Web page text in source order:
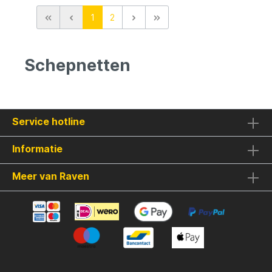
(aas)visjes zonder haken.Handig en
inklapbaar design voor gemakkelijk
opbergen.Makkelijk te gebruiken met twee
cm.Ideaal voor het vangen van vissen
boven het wateroppervlak.Vang snel en
zonder gedoe met voer of haken.Met een
diameter van 148 cm perfect voor vissers
van alle niveaus.X2 Kruisnet 105x105 cm -
Inklapbaar - Visnet- aasvisjes vangenMet
het zwarte kruisnet van X2 vang je
gemakkelijk aasvisjes zonder haken en
voer.Snel en Efficiënt Aasvisjes VangenHet
kruisnet van 105x105 cm laat je snel en
efficiënt vissen vangen zonder
gedoe.Handig en CompactDankzij de
inklapbare eigenschappen en het
compacte formaat van 105x105x46 cm is
dit visnet ideaal voor elke
visliefhebber.SpecificatiesZwarte kleur
1 2
Schepnetten
Service hotline
Informatie
Meer van Raven